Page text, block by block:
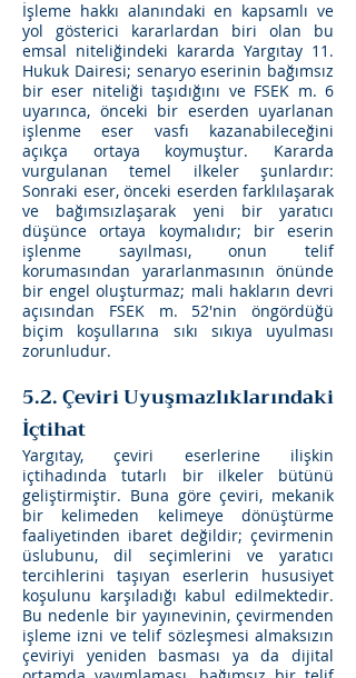
İşleme hakkı alanındaki en kapsamlı ve
yol gösterici kararlardan biri olan bu
emsal niteliğindeki kararda Yargıtay 11.
Hukuk Dairesi; senaryo eserinin bağımsız
bir eser niteliği taşıdığını ve FSEK m. 6
uyarınca, önceki bir eserden uyarlanan
işlenme eser vasfı kazanabileceğini
açıkça ortaya koymuştur. Kararda
vurgulanan temel ilkeler şunlardır:
Sonraki eser, önceki eserden farklılaşarak
ve bağımsızlaşarak yeni bir yaratıcı
düşünce ortaya koymalıdır; bir eserin
işlenme sayılması, onun telif
korumasından yararlanmasının önünde
bir engel oluşturmaz; mali hakların devri
açısından FSEK m. 52'nin öngördüğü
biçim koşullarına sıkı sıkıya uyulması
zorunludur.
5.2. Çeviri Uyuşmazlıklarındaki
İçtihat
Yargıtay, çeviri eserlerine ilişkin
içtihadında tutarlı bir ilkeler bütünü
geliştirmiştir. Buna göre çeviri, mekanik
bir kelimeden kelimeye dönüştürme
faaliyetinden ibaret değildir; çevirmenin
üslubunu, dil seçimlerini ve yaratıcı
tercihlerini taşıyan eserlerin hususiyet
koşulunu karşıladığı kabul edilmektedir.
Bu nedenle bir yayınevinin, çevirmenden
işleme izni ve telif sözleşmesi almaksızın
çeviriyi yeniden basması ya da dijital